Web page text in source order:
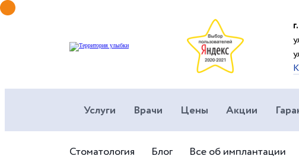
Услуги Врачи Цены Акции
Стоматология Блог Все об имплантации